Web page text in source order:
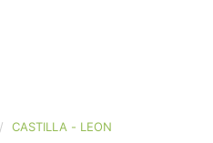
CASTILLA - LEON